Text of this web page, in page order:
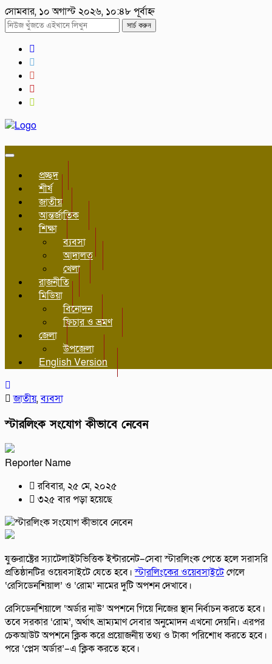
সোমবার, ১০ অগাস্ট ২০২৬, ১০:৪৮ পূর্বাহ্ন
সার্চ করুন
Toggle
প্রচ্ছদ
শীর্ষ
জাতীয়
আন্তর্জাতিক
শিক্ষা
ব্যবসা
আদালত
খেলা
রাজনীতি
মিডিয়া
বিনোদন
ফিচার ও ভ্রমণ
জেলা
উপজেলা
English Version
জাতীয়,ব্যবসা
স্টারলিংক সংযোগ কীভাবে নেবেন
Reporter Name
রবিবার, ২৫ মে, ২০২৫
৩২৫ বার পড়া হয়েছে
যুক্তরাষ্ট্রের স্যাটেলাইটভিত্তিক ইন্টারনেট–সেবা স্টারলিংক পেতে হলে সরাসরি
প্রতিষ্ঠানটির ওয়েবসাইটে যেতে হবে।স্টারলিংকের ওয়েবসাইটেগেলে
‘রেসিডেনশিয়াল’ ও ‘রোম’ নামের দুটি অপশন দেখাবে।
রেসিডেনশিয়ালে ‘অর্ডার নাউ’ অপশনে গিয়ে নিজের স্থান নির্বাচন করতে হবে।
তবে সরকার ‘রোম’, অর্থাৎ ভ্রাম্যমাণ সেবার অনুমোদন এখনো দেয়নি। এরপর
চেকআউট অপশনে ক্লিক করে প্রয়োজনীয় তথ্য ও টাকা পরিশোধ করতে হবে।
পরে ‘প্লেস অর্ডার’–এ ক্লিক করতে হবে।